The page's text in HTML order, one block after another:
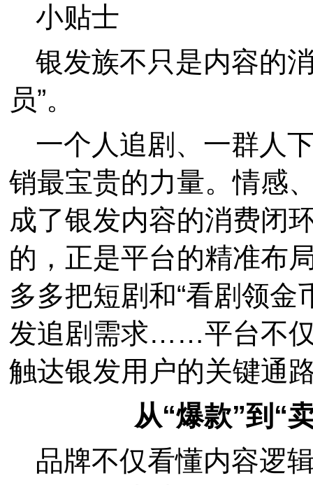
小贴士
银发族不只是内容的
员”。
一个人追剧、一群人
销最宝贵的力量。情感
成了银发内容的消费闭
的，正是平台的精准布
多多把短剧和“看剧领金
发追剧需求……平台不
触达银发用户的关键通
从“爆款”到“
品牌不仅看懂内容逻